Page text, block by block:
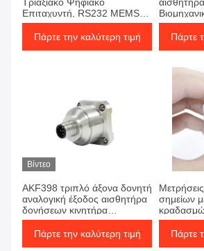
Τριαξιακό Ψηφιακό
Επιταχυντή, RS232 MEMS
Αισθητήρας Δονήσεων
Πάρτε την καλύτερη τιμή
με έξοδο
Πάρτε
Βίντεο
AKF398 τριπλό άξονα δονητή
αναλογική έξοδος αισθητήρα
δονήσεων κινητήρα
δονήσεων
Πάρτε την καλύτερη τιμή
σημείων
MEMS
Πάρτε